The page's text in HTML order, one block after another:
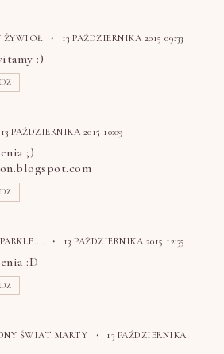
ŻYWIOŁ 13 PAŹDZIERNIKA 2015 09:33
:)
13 PAŹDZIERNIKA 2015 10:09
;)
13 PAŹDZIERNIKA 2015 12:35
:D
ŚWIAT MARTY
13 PAŹDZIERNIKA